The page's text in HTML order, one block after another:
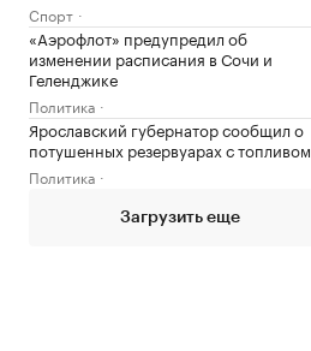
Спорт
«Аэрофлот» предупредил об
изменении расписания в Сочи и
Геленджике
Политика
Ярославский губернатор сообщил о
потушенных резервуарах с топливом
Политика
Загрузить еще